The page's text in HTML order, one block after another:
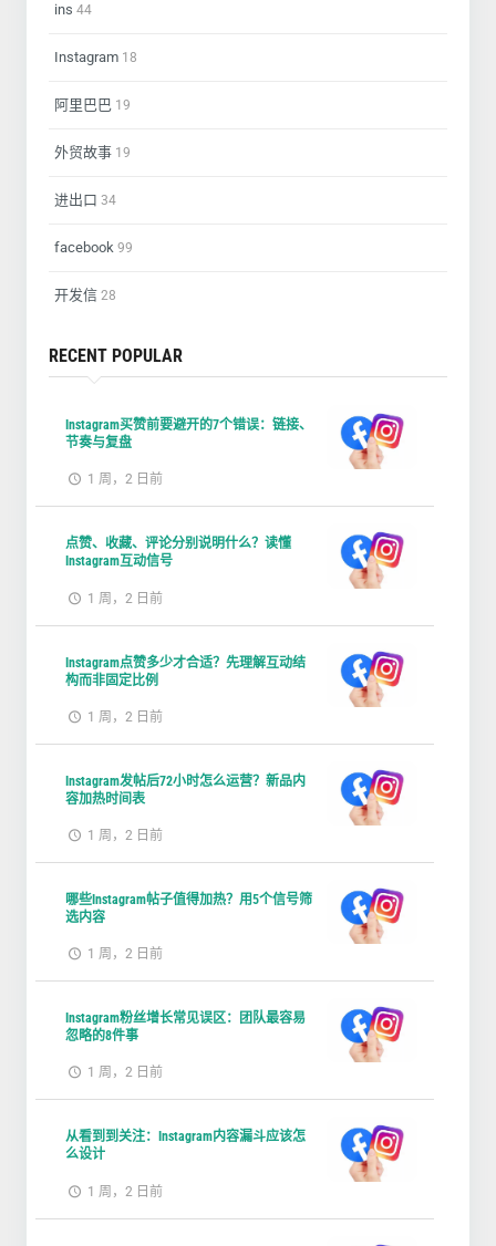
ins 44
Instagram 18
阿里巴巴 19
外贸故事 19
进出口 34
facebook 99
开发信 28
RECENT POPULAR
Instagram买赞前要避开的7个错误：链接、
节奏与复盘
1 周，2 日前
点赞、收藏、评论分别说明什么？读懂
Instagram互动信号
1 周，2 日前
Instagram点赞多少才合适？先理解互动结
构而非固定比例
1 周，2 日前
Instagram发帖后72小时怎么运营？新品内
容加热时间表
1 周，2 日前
哪些Instagram帖子值得加热？用5个信号筛
选内容
1 周，2 日前
Instagram粉丝增长常见误区：团队最容易
忽略的8件事
1 周，2 日前
从看到到关注：Instagram内容漏斗应该怎
么设计
1 周，2 日前